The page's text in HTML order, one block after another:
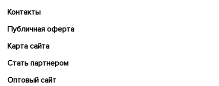
Контакты
Публичная оферта
Карта сайта
Cтать партнером
Оптовый сайт